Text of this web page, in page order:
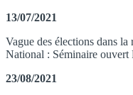
13/07/2021
Vague des élections dans
National : Séminaire ouvert
23/08/2021